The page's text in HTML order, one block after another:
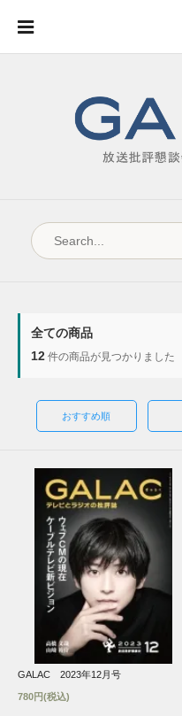
全ての商品
12 件の商品が見つかりました
おすすめ順
GALAC 2023年12月号
780円(税込)